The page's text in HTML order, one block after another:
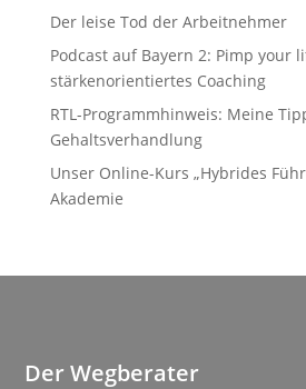
Der leise Tod der Arbeitnehmer
Podcast auf Bayern 2: Pimp your
stärkenorientiertes Coaching
RTL-Programmhinweis: Meine
Gehaltsverhandlung
Unser Online-Kurs „Hybrides
Akademie
Der Wegberater